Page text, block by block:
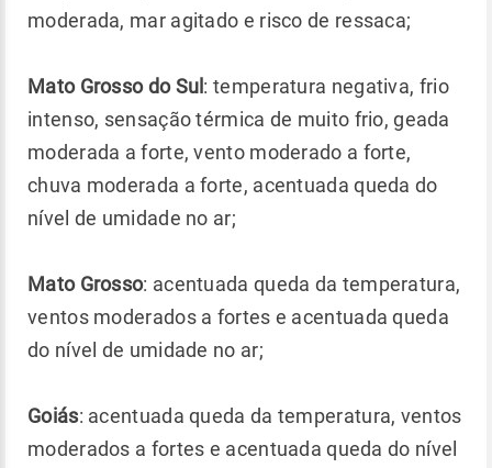
moderada, mar agitado e risco de ressaca;
Mato Grosso do Sul : temperatura negativa, frio
intenso, sensação térmica de muito frio, geada
moderada a forte, vento moderado a forte,
chuva moderada a forte, acentuada queda do
nível de umidade no ar;
Mato Grosso: acentuada queda da temperatura,
ventos moderados a fortes e acentuada queda
do nível de umidade no ar;
Goiás: acentuada queda da temperatura, ventos
moderados a fortes e acentuada queda do nível